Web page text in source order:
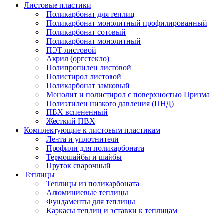
Листовые пластики
Поликарбонат для теплиц
Поликарбонат монолитный профилированный
Поликарбонат сотовый
Поликарбонат монолитный
ПЭТ листовой
Акрил (оргстекло)
Полипропилен листовой
Полистирол листовой
Поликарбонат замковый
Монолит и полистирол с поверхностью Призма
Полиэтилен низкого давления (ПНД)
ПВХ вспененный
Жесткий ПВХ
Комплектующие к листовым пластикам
Лента и уплотнители
Профили для поликарбоната
Термошайбы и шайбы
Пруток сварочный
Теплицы
Теплицы из поликарбоната
Алюминиевые теплицы
Фундаменты для теплицы
Каркасы теплиц и вставки к теплицам